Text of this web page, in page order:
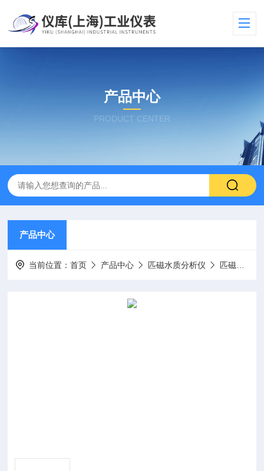
产品中心
PRODUCT CENTER
产品中心
当前位置：首页 产品中心 匹磁水质分析仪 匹磁PH分析仪